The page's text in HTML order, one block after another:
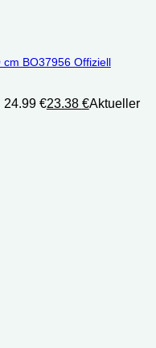
cm ‎BO37956 Offiziell
24.99 €23.38 €Aktueller